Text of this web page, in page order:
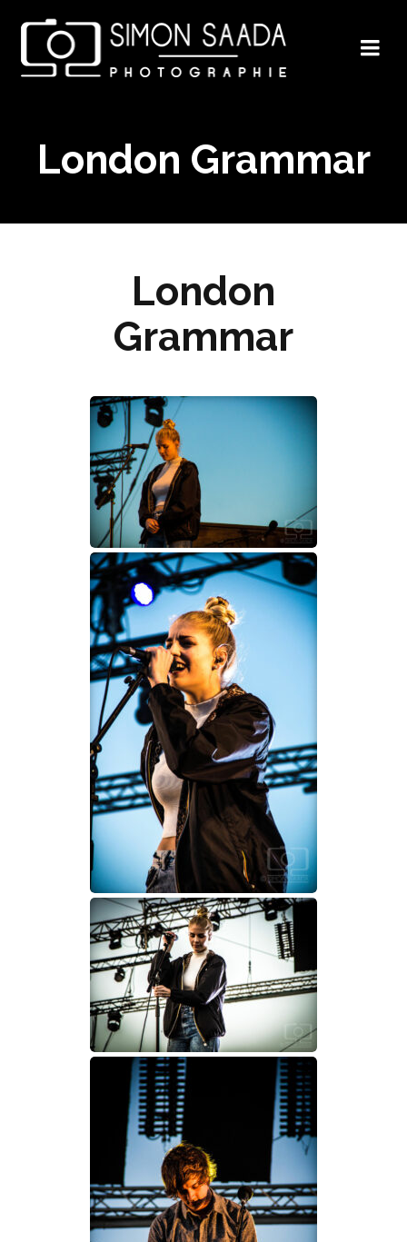
London Grammar
London
Grammar